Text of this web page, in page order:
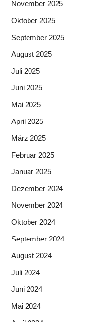
November 2025
Oktober 2025
September 2025
August 2025
Juli 2025
Juni 2025
Mai 2025
April 2025
März 2025
Februar 2025
Januar 2025
Dezember 2024
November 2024
Oktober 2024
September 2024
August 2024
Juli 2024
Juni 2024
Mai 2024